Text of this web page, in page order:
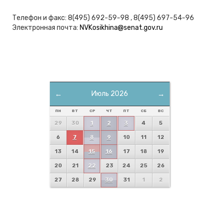
Телефон и факс: 8(495) 692-59-98 , 8(495) 697-54-96
Электронная почта: NVKosikhina@senat.gov.ru
← →
Июль 2026
ПН ВТ СР ЧТ ПТ СБ ВС
29 30 1 2 3 4 5
6 7 8 9 10 11 12
13 14 15 16 17 18 19
20 21 22 23 24 25 26
27 28 29 30 31 1 2